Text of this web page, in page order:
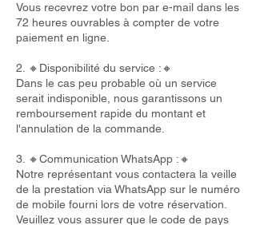
Vous recevrez votre bon par e-mail dans les
72 heures ouvrables à compter de votre
paiement en ligne.
2. 🔸Disponibilité du service :🔸
Dans le cas peu probable où un service
serait indisponible, nous garantissons un
remboursement rapide du montant et
l'annulation de la commande.
3. 🔸Communication WhatsApp :🔸
Notre représentant vous contactera la veille
de la prestation via WhatsApp sur le numéro
de mobile fourni lors de votre réservation.
Veuillez vous assurer que le code de pays